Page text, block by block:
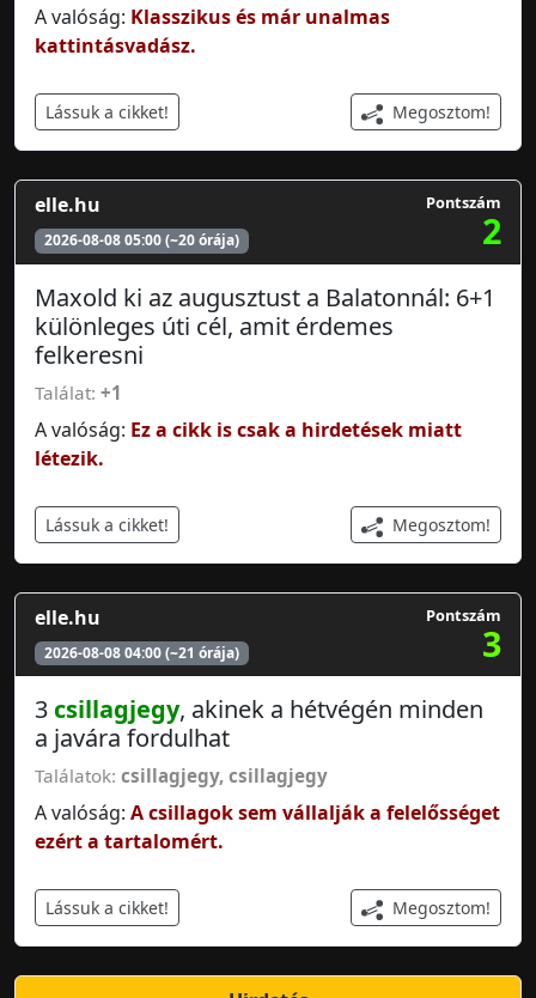
A valóság: Klasszikus és már unalmas
kattintásvadász.
Lássuk a cikket! Megosztom!
elle.hu
2026-08-08 05:00 (~20 órája)
Pontszám
2
Maxold ki az augusztust a Balatonnál: 6+1
különleges úti cél, amit érdemes
felkeresni
Találat: +1
A valóság: Ez a cikk is csak a hirdetések miatt
létezik.
Lássuk a cikket! Megosztom!
elle.hu
2026-08-08 04:00 (~21 órája)
Pontszám
3
3 csillagjegy, akinek a hétvégén minden
a javára fordulhat
Találatok: csillagjegy, csillagjegy
A valóság: A csillagok sem vállalják a felelősséget
ezért a tartalomért.
Lássuk a cikket! Megosztom!